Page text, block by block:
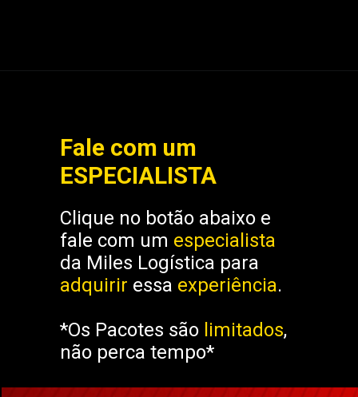
Fale com um
ESPECIALISTA
Clique no botão abaixo e
fale com um especialista
da Miles Logística para
adquirir essa experiência.
*Os Pacotes são limitados,
não perca tempo*